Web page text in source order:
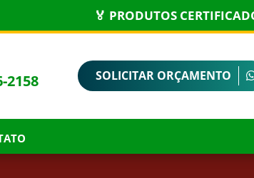
🏅 PRODUTOS
2158 SOLICITAR ORÇAMENTO